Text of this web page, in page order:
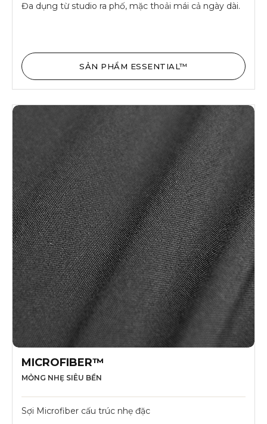
Đa dụng từ studio ra phố, mặc thoải mái cả ngày dài.
SẢN PHẨM ESSENTIAL™
MICROFIBER™
MỎNG NHẸ SIÊU BỀN
Sợi Microfiber cấu trúc nhẹ đặc